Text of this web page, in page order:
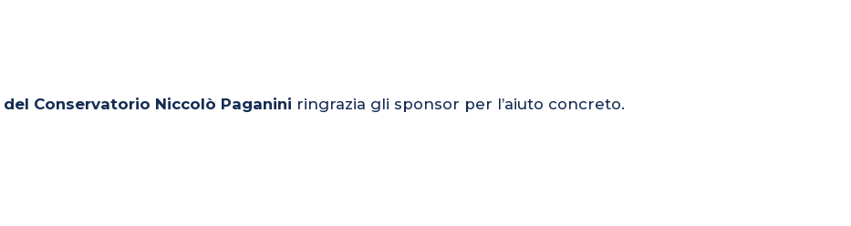
Conservatorio Niccolò Paganini ringrazia gli sponsor per l’aiuto concreto.